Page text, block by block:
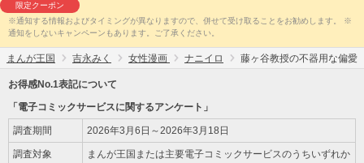
限定クーポン
※通知する情報およびタイミングが異なりますので、併せて受け取ることをお勧めします。 ※
通知をしないキャンペーンもあります。ご了承ください。
まんが王国 吉永みく 女性漫画 ナニイロ 藤ヶ谷教授の不器用な偏愛
お得感No.1表記について
「電子コミックサービスに関するアンケート」
調査期間 2026年3月6日～2026年3月18日
調査対象 まんが王国または主要電子コミックサービスのうちいずれか